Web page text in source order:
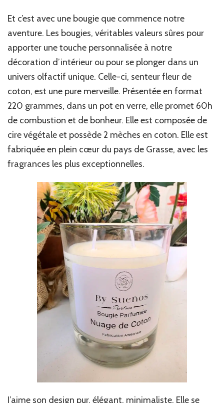
Et c’est avec une bougie que commence notre
aventure. Les bougies, véritables valeurs sûres pour
apporter une touche personnalisée à notre
décoration d’intérieur ou pour se plonger dans un
univers olfactif unique. Celle-ci, senteur fleur de
coton, est une pure merveille. Présentée en format
220 grammes, dans un pot en verre, elle promet 60h
de combustion et de bonheur. Elle est composée de
cire végétale et possède 2 mèches en coton. Elle est
fabriquée en plein cœur du pays de Grasse, avec les
fragrances les plus exceptionnelles.
J’aime son design pur, élégant, minimaliste. Elle se